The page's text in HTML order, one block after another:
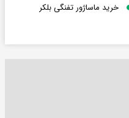
خرید ماساژور تفنگی بلکر